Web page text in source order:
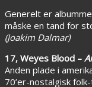
Generelt er
måske en tand for
(Joakim Dalmar)
17, Weyes Blood –
Anden plade i
70’er-nostalgisk